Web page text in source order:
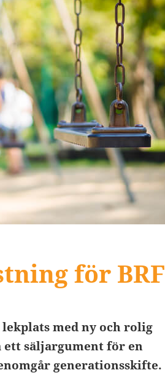
för BRF
med ny och rolig
säljargument för en
generationsskifte.